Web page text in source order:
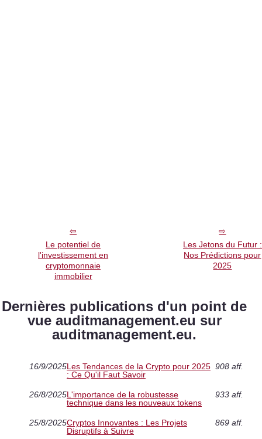
Le potentiel de
l'investissement en
cryptomonnaie
immobilier
Les Jetons du Futur :
Nos Prédictions pour
2025
Dernières publications d'un point de
vue auditmanagement.eu sur
auditmanagement.eu.
16/9/2025Les Tendances de la Crypto pour 2025
: Ce Qu'il Faut Savoir
908 aff.
26/8/2025L'importance de la robustesse
technique dans les nouveaux tokens
933 aff.
25/8/2025Cryptos Innovantes : Les Projets
Disruptifs à Suivre
869 aff.